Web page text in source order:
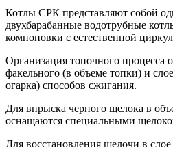
Котлы СРК представляют собой
двухбарабанные водотрубные
компоновки с естественной
Организация топочного процесса
факельного (в объеме топки) и
огарка) способов сжигания.
Для впрыска черного щелока в
оснащаются специальными
Для восстановления щелочи в